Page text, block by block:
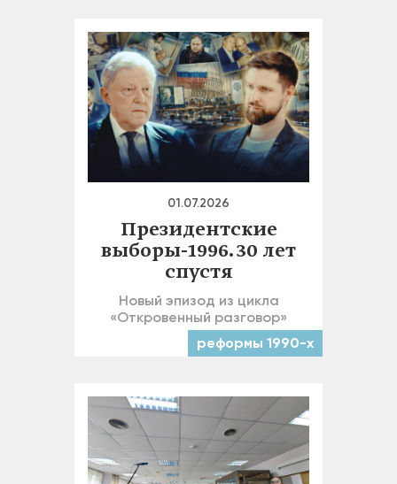
01.07.2026
Президентские
выборы-1996. 30 лет
спустя
Новый эпизод из цикла
«Откровенный разговор»
реформы 1990-х